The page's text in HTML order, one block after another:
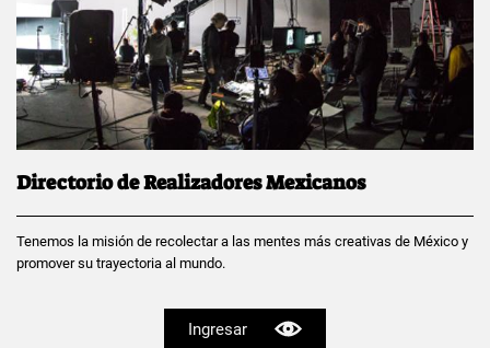
Directorio de Realizadores Mexicanos
Tenemos la misión de recolectar a las mentes más creativas de México y
promover su trayectoria al mundo.
Ingresar